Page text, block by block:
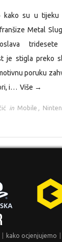
kako su u tijeku
Metal
je stigla preko
poruku
i… Više →
in Mobile ,
kako ocjenjujemo